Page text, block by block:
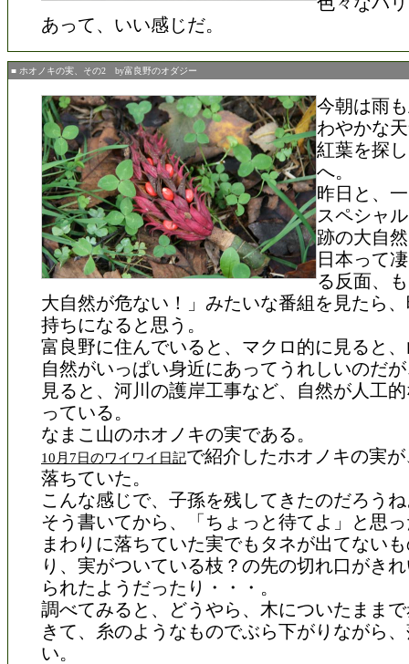
あって、いい感じだ。
■ ホオノキの実、その2 by富良野のオダジー
今朝は雨
わやかな
紅葉を探
へ。
昨日と、
スペシャ
跡の大自
日本って
る反面、
大自然が危ない！」みたいな番組を見たら
持ちになると思う。
富良野に住んでいると、マクロ的に見ると
自然がいっぱい身近にあってうれしいのだ
見ると、河川の護岸工事など、自然が人工
っている。
なまこ山のホオノキの実である。
10月7日のワイワイ日記で紹介したホオノキの実
落ちていた。
こんな感じで、子孫を残してきたのだろう
そう書いてから、「ちょっと待てよ」と思
まわりに落ちていた実でもタネが出てない
り、実がついている枝？の先の切れ口がき
られたようだったり・・・。
調べてみると、どうやら、木についたまま
きて、糸のようなものでぶら下がりながら
い。